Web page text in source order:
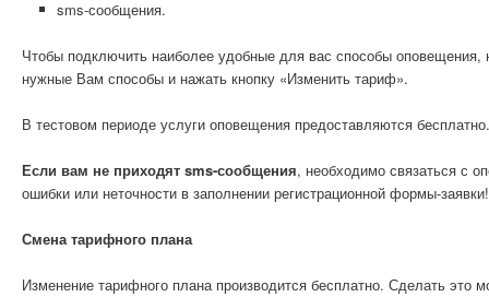
sms-сообщения.
Чтобы подключить наиболее удобные для вас способы
нужные Вам способы и нажать кнопку «Изменить тариф».
В тестовом периоде услуги оповещения предоставляются бесплатно.
Если вам не приходят sms-сообщения, необходимо связаться с
ошибки или неточности в заполнении регистрационной формы-заявки!
Смена тарифного плана
Изменение тарифного плана производится бесплатно. Сделать это